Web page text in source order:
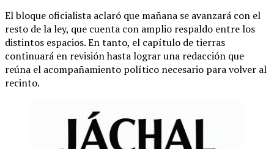
El bloque oficialista aclaró que mañana se avanzará con el
resto de la ley, que cuenta con amplio respaldo entre los
distintos espacios. En tanto, el capítulo de tierras
continuará en revisión hasta lograr una redacción que
reúna el acompañamiento político necesario para volver al
recinto.